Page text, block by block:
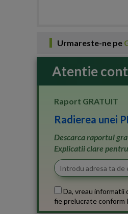
Urmareste-ne pe
Atentie
Raport GRATUIT
Radierea unei
Descarca raportul
Explicatii clare
Da, vreau informatii
fie prelucrate conform